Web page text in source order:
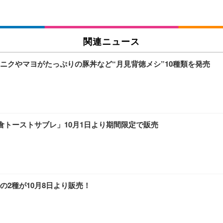
関連ニュース
クやマヨがたっぷりの豚丼など“月見背徳メシ”10種類を発売
ーストサブレ」10月1日より期間限定で販売
2種が10月8日より販売！